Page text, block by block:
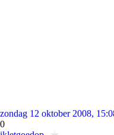
zondag 12 oktober 2008,
0